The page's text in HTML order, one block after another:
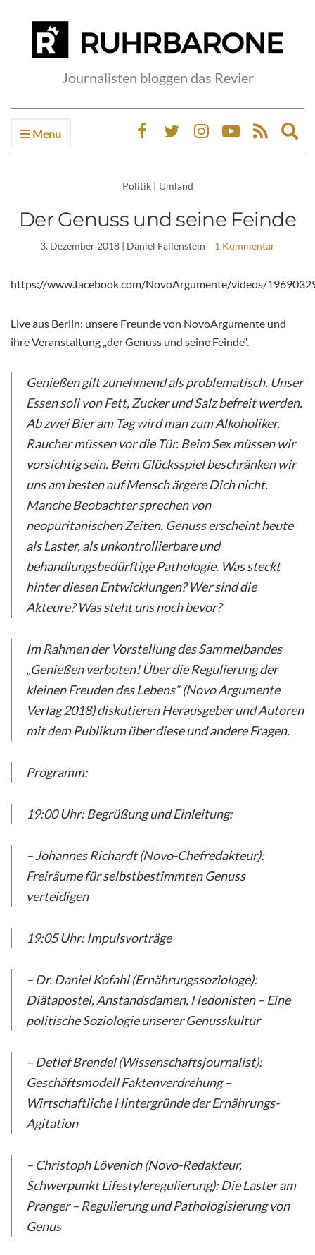
Journalisten bloggen das Revier
Menu
Politik | Umland
Der Genuss und seine Feinde
3. Dezember 2018 | Daniel Fallenstein 1 Kommentar
https://www.facebook.com/NovoArgumente/videos/
Live aus Berlin: unsere Freunde von NovoArgumente und
ihre Veranstaltung „der Genuss und seine Feinde“.
Genießen gilt zunehmend als problematisch. Unser
Essen soll von Fett, Zucker und Salz befreit werden.
Ab zwei Bier am Tag wird man zum Alkoholiker.
Raucher müssen vor die Tür. Beim Sex müssen wir
vorsichtig sein. Beim Glücksspiel beschränken wir
uns am besten auf Mensch ärgere Dich nicht.
Manche Beobachter sprechen von
neopuritanischen Zeiten. Genuss erscheint heute
als Laster, als unkontrollierbare und
behandlungsbedürftige Pathologie. Was steckt
hinter diesen Entwicklungen? Wer sind die
Akteure? Was steht uns noch bevor?
Im Rahmen der Vorstellung des Sammelbandes
„Genießen verboten! Über die Regulierung der
kleinen Freuden des Lebens“ (Novo Argumente
Verlag 2018) diskutieren Herausgeber und Autoren
mit dem Publikum über diese und andere Fragen.
Programm:
19:00 Uhr: Begrüßung und Einleitung:
– Johannes Richardt (Novo-Chefredakteur):
Freiräume für selbstbestimmten Genuss
verteidigen
19:05 Uhr: Impulsvorträge
– Dr. Daniel Kofahl (Ernährungssoziologe):
Diätapostel, Anstandsdamen, Hedonisten – Eine
politische Soziologie unserer Genusskultur
– Detlef Brendel (Wissenschaftsjournalist):
Geschäftsmodell Faktenverdrehung –
Wirtschaftliche Hintergründe der Ernährungs-
Agitation
– Christoph Lövenich (Novo-Redakteur,
Schwerpunkt Lifestyleregulierung): Die Laster am
Pranger – Regulierung und Pathologisierung von
Genus